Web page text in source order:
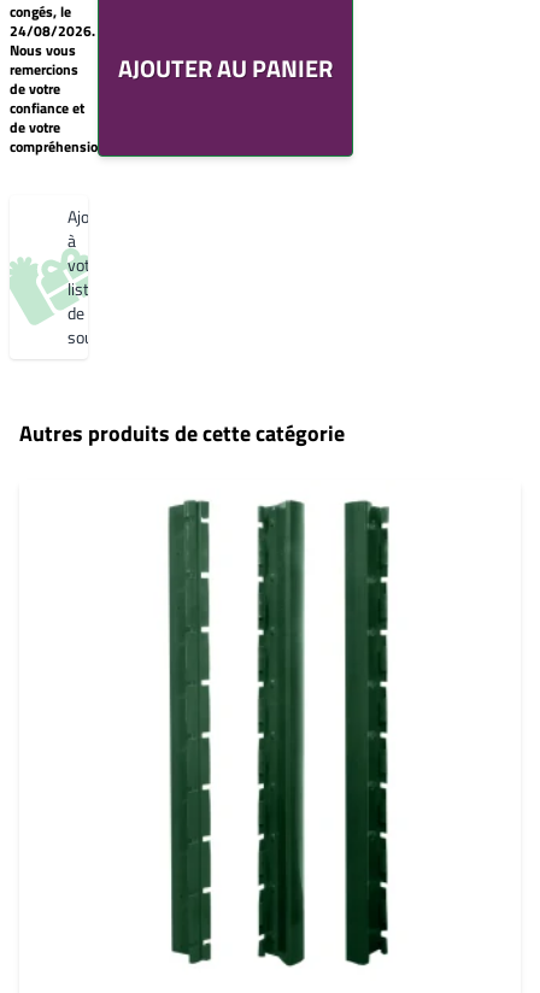
Gris 2900 Sablé
YW355F
Noir 2200
congés, le
24/08/2026.
Nous vous
remercions
de votre
confiance et
de votre
compréhension.
AJOUTER AU PANIER
souhaits
Un
produit
0,00€
Créer
une
nouvelle
souhaitsAjouter
à
votre
liste
de
souhaits
Autres produits de cette catégorie